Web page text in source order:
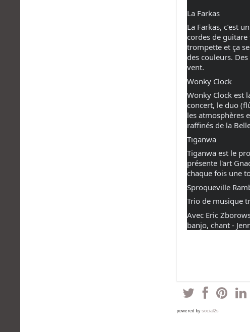
La Farkas
La Farkas, c’est
cordes de guitare
trompette et ça
des couleurs.
vent.
Wonky Clock
Wonky Clock est
concert, le duo
les atmosphères
raffinés de la
Tiganwa
Tiganwa est le
présente l'art
chaque fois une
Sproqueville
Trio de musique
Avec Eric
banjo, chant -
powered by social2s